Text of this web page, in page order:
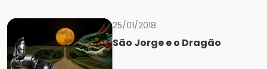
25/01/2018
São Jorge e o Dragão